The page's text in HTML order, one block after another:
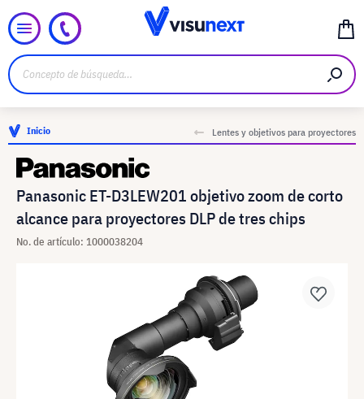
Inicio Lentes y objetivos para proyectores
Panasonic ET-D3LEW201 objetivo zoom de corto
alcance para proyectores DLP de tres chips
No. de artículo: 1000038204